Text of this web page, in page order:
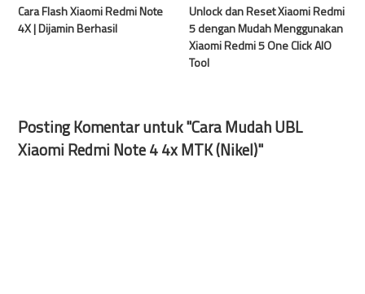
Cara Flash Xiaomi Redmi Note
4X | Dijamin Berhasil
Unlock dan Reset Xiaomi Redmi
5 dengan Mudah Menggunakan
Xiaomi Redmi 5 One Click AIO
Tool
Posting Komentar untuk "Cara Mudah UBL
Xiaomi Redmi Note 4 4x MTK (Nikel)"